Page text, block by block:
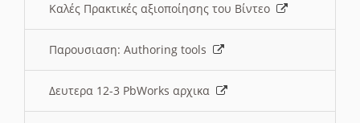
Καλές Πρακτικές αξιοποίησης του Βίντεο
Παρουσιαση: Authoring tools
Δευτερα 12-3 PbWorks αρχικα